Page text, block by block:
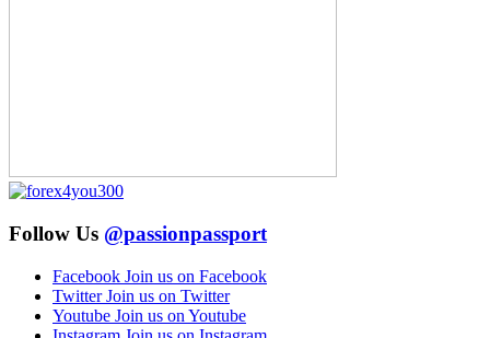
Follow Us @passionpassport
Facebook Join us on Facebook
Twitter Join us on Twitter
Youtube Join us on Youtube